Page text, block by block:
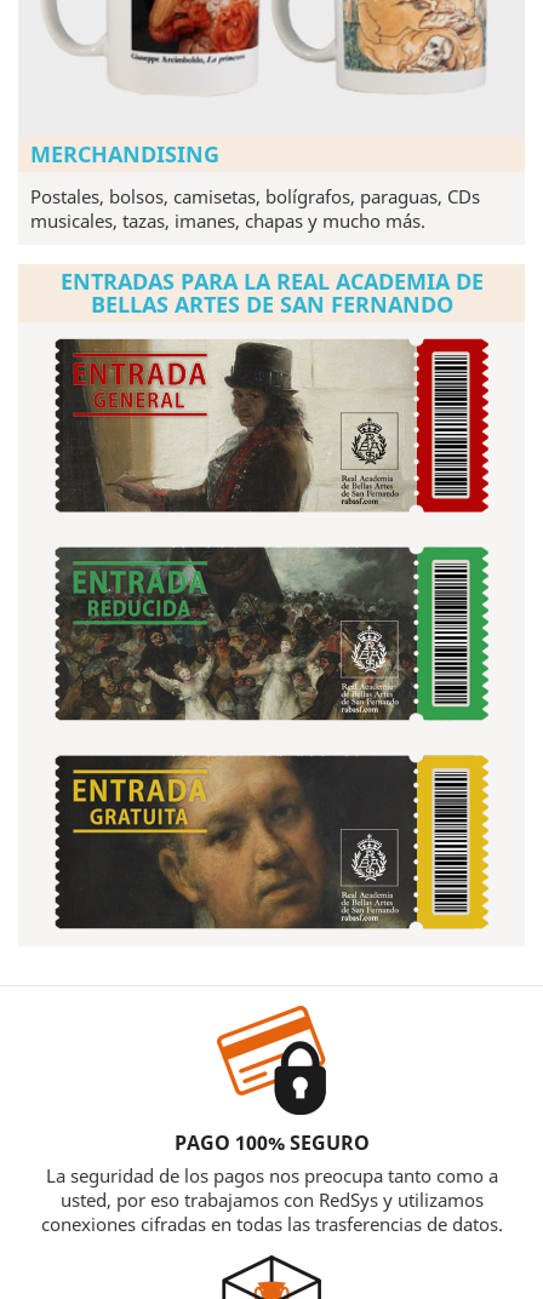
MERCHANDISING
Postales, bolsos, camisetas, bolígrafos, paraguas, CDs
musicales, tazas, imanes, chapas y mucho más.
ENTRADAS PARA LA REAL ACADEMIA DE
BELLAS ARTES DE SAN FERNANDO
PAGO 100% SEGURO
La seguridad de los pagos nos preocupa tanto como a
usted, por eso trabajamos con RedSys y utilizamos
conexiones cifradas en todas las trasferencias de datos.